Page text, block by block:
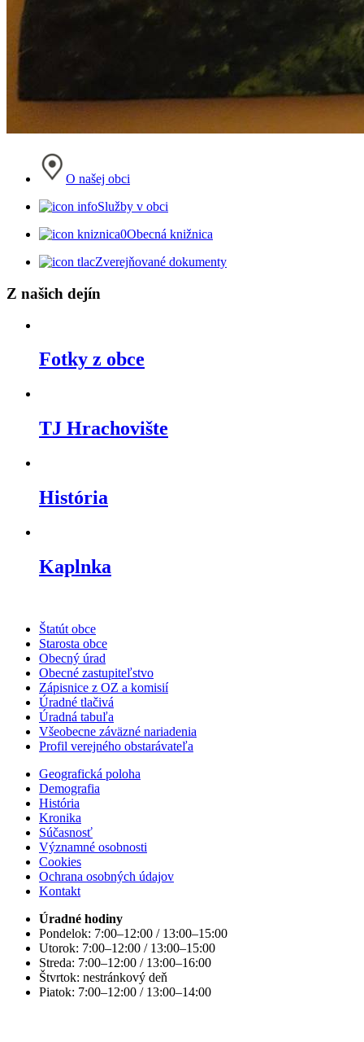
O našej obci
Služby v obci
Obecná knižnica
Zverejňované dokumenty
Z našich dejín
Fotky z obce
TJ Hrachovište
História
Kaplnka
Štatút obce
Starosta obce
Obecný úrad
Obecné zastupiteľstvo
Zápisnice z OZ a komisií
Úradné tlačivá
Úradná tabuľa
Všeobecne záväzné nariadenia
Profil verejného obstarávateľa
Geografická poloha
Demografia
História
Kronika
Súčasnosť
Významné osobnosti
Cookies
Ochrana osobných údajov
Kontakt
Úradné hodiny
Pondelok: 7:00–12:00 / 13:00–15:00
Utorok: 7:00–12:00 / 13:00–15:00
Streda: 7:00–12:00 / 13:00–16:00
Štvrtok: nestránkový deň
Piatok: 7:00–12:00 / 13:00–14:00